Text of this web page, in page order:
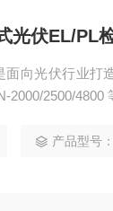
光伏EL/PL
面向光伏行业打
2000/2500/
日光、灯光、
产品型号